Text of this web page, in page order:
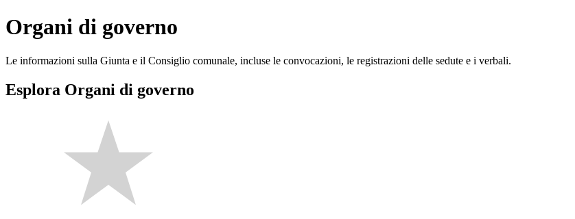
Organi di governo
Le informazioni sulla Giunta e il Consiglio comunale, incluse le convocazioni, le registrazioni delle sedute e i verbali.
Esplora Organi di governo